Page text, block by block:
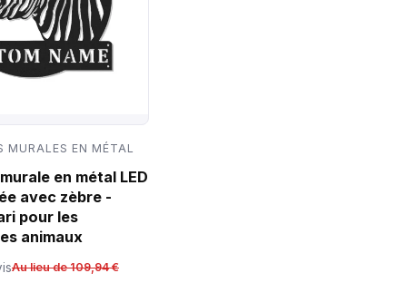
MURALES EN MÉTAL
en métal LED
avec zèbre -
pour les
animaux
Au lieu de 109,94 €